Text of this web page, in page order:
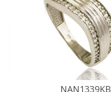
NAN1339KB